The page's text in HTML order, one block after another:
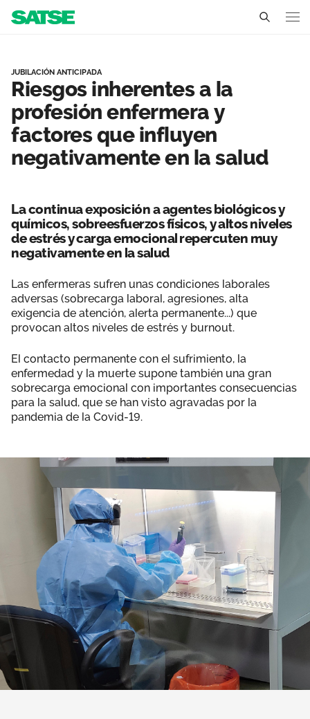
Conócenos
Un sindicato profesional e independiente
Delegados Sindicales
Transparencia
Nuestro trabajo
Ámbitos de negociación
Qué ofrecemos
Servicios
Ventajas
Temas
Noticias
Sala de prensa
Documentos
Publicaciones
Vídeos
CIDEFIB
Campañas
Contáctanos
Área privada
Únete
JUBILACIÓN ANTICIPADA
Riesgos inherentes a la
profesión enfermera y
factores que influyen
negativamente en la salud
La continua exposición a agentes biológicos y
químicos, sobreesfuerzos físicos, y altos niveles
de estrés y carga emocional repercuten muy
negativamente en la salud
Las enfermeras sufren unas condiciones laborales
adversas (sobrecarga laboral, agresiones, alta
exigencia de atención, alerta permanente...) que
provocan altos niveles de estrés y burnout.
El contacto permanente con el sufrimiento, la
enfermedad y la muerte supone también una gran
sobrecarga emocional con importantes consecuencias
para la salud, que se han visto agravadas por la
pandemia de la Covid-19.